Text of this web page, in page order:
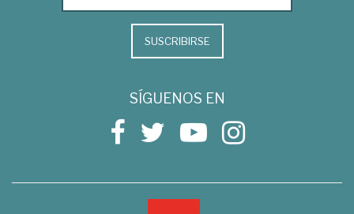
SUSCRIBIRSE
SÍGUENOS EN